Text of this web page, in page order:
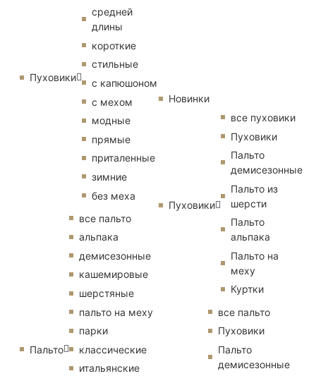
Пуховики
средней
длины
короткие
стильные
с капюшоном
с мехом
модные
прямые
приталенные
зимние
без меха
Пальто
все пальто
альпака
демисезонные
кашемировые
шерстяные
пальто на меху
парки
классические
итальянские
Новинки
Пуховики
все пуховики
Пуховики
Пальто
демисезонные
Пальто из
шерсти
Пальто
альпака
Пальто на
меху
Куртки
все пальто
Пуховики
Пальто
демисезонные